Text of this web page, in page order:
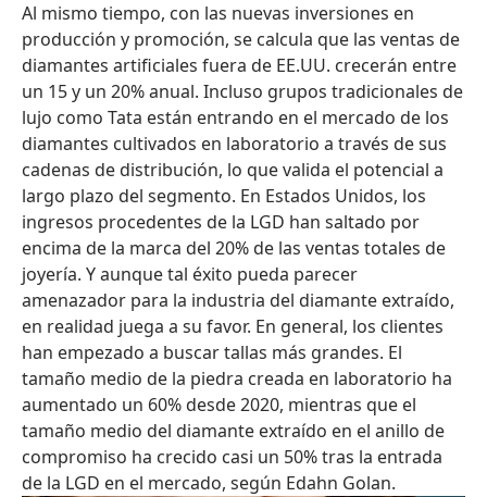
Al mismo tiempo, con las nuevas inversiones en
producción y promoción, se calcula que las ventas de
diamantes artificiales fuera de EE.UU. crecerán entre
un 15 y un 20% anual. Incluso grupos tradicionales de
lujo como Tata están entrando en el mercado de los
diamantes cultivados en laboratorio a través de sus
cadenas de distribución, lo que valida el potencial a
largo plazo del segmento. En Estados Unidos, los
ingresos procedentes de la LGD han saltado por
encima de la marca del 20% de las ventas totales de
joyería. Y aunque tal éxito pueda parecer
amenazador para la industria del diamante extraído,
en realidad juega a su favor. En general, los clientes
han empezado a buscar tallas más grandes. El
tamaño medio de la piedra creada en laboratorio ha
aumentado un 60% desde 2020, mientras que el
tamaño medio del diamante extraído en el anillo de
compromiso ha crecido casi un 50% tras la entrada
de la LGD en el mercado, según Edahn Golan.